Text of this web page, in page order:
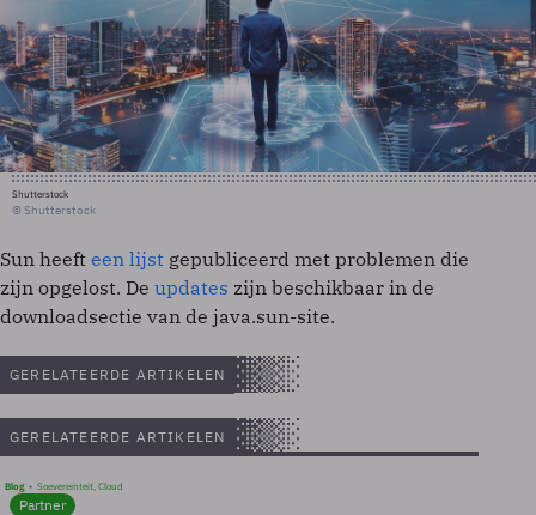
Shutterstock
© Shutterstock
Sun heeft een lijst gepubliceerd met problemen die
zijn opgelost. De updates zijn beschikbaar in de
downloadsectie van de java.sun-site.
GERELATEERDE ARTIKELEN
GERELATEERDE ARTIKELEN
Blog Soevereinteit, Cloud
Partner